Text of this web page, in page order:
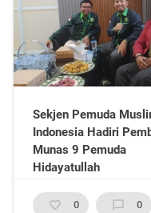
Sekjen Pemuda
Indonesia Hadiri
Munas 9 Pemuda
Hidayatullah
favorite_border 0 chat_bubble_outline 0